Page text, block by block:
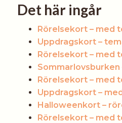
Det här ingår
Rörelsekort – med
Uppdragskort –
Rörelsekort – med
Rörelsekort – med
Uppdragskort –
Halloweenkort –
Rörelsekort – med